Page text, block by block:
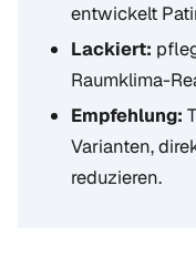
entwickelt
Lackiert:
Raumklima-
Empfehlung:
Varianten,
reduzieren.